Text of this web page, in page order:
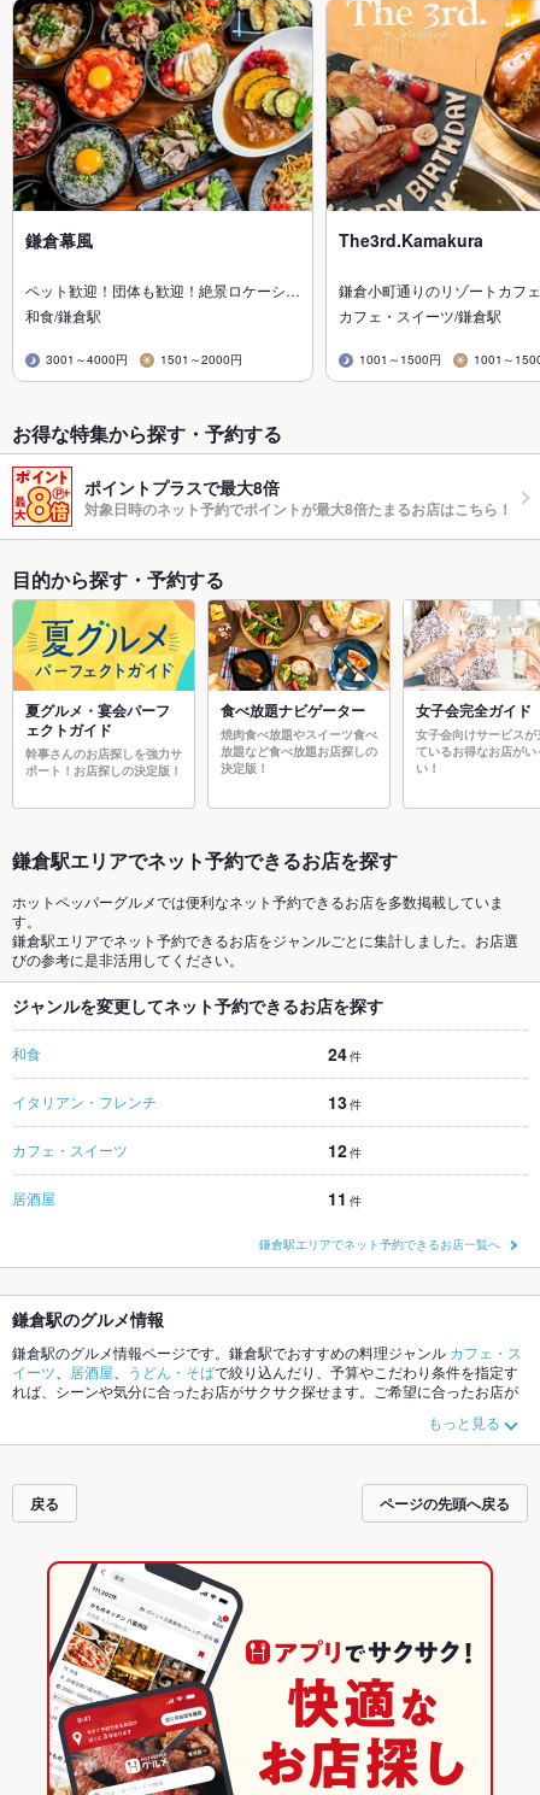
鎌倉幕風
ペット歓迎！団体も歓迎！絶景ロケーシ…
和食/鎌倉駅
3001～4000円 1501～2000円
The3rd.Kamakura
鎌倉小町通りのリゾートカフ
カフェ・スイーツ/鎌倉駅
1001～1500円 1001～
お得な特集から探す・予約する
ポイントプラスで最大8倍
対象日時のネット予約でポイントが最大8倍たまるお店はこちら！
目的から探す・予約する
夏グルメ・宴会パーフ
ェクトガイド
幹事さんのお店探しを強力サ
ポート！お店探しの決定版！
食べ放題ナビゲーター
焼肉食べ放題やスイーツ食べ
放題など食べ放題お店探しの
決定版！
女子会完全ガイド
女子会向けサービスが
ているお得なお店がい
い！
鎌倉駅エリアでネット予約できるお店を探す
ホットペッパーグルメでは便利なネット予約できるお店を多数掲載していま
す。
鎌倉駅エリアでネット予約できるお店をジャンルごとに集計しました。お店選
びの参考に是非活用してください。
ジャンルを変更してネット予約できるお店を探す
和食 24件
イタリアン・フレンチ 13件
カフェ・スイーツ 12件
居酒屋 11 件
鎌倉駅エリアでネット予約できるお店一覧へ
鎌倉駅のグルメ情報
鎌倉駅のグルメ情報ページです。鎌倉駅でおすすめの料理ジャンル カフェ・ス
イーツ
居酒屋 うどん・そばで絞り込んだり、予算やこだわり条件を指定す
れば、シーンや気分に合ったお店がサクサク探せます。ご希望に合ったお店が
してみてください。ホットペッパーグルメなら、お得なクーポンはもちろん、
こだわりメニュー海鮮丼、そば、パスタや季節のおすすめ料理など、お店の最
るお店も拡大中です。友達どうしの飲み会にも、会社の宴会にも、デートやパ
ーティーにもお得に便利にホットペッパーグルメをご利用ください。
もっと見る
戻る ページの先頭へ戻る